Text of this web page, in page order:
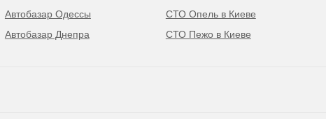
Автобазар Одессы
Автобазар Днепра
СТО Опель в Киеве
СТО Пежо в Киеве